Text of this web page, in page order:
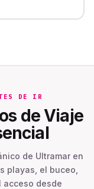
DE IR
de Viaje
de Ultramar en
playas, el buceo,
desde